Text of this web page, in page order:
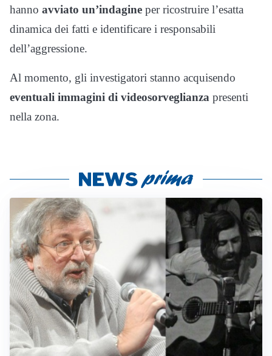
hanno avviato un’indagine per ricostruire l’esatta
dinamica dei fatti e identificare i responsabili
dell’aggressione.
Al momento, gli investigatori stanno acquisendo
eventuali immagini di videosorveglianza presenti
nella zona.